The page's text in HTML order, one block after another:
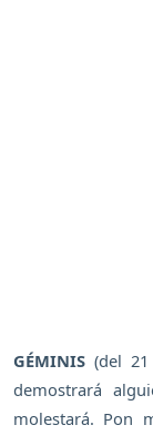
GÉMINIS (del
demostrará
molestará. Pon